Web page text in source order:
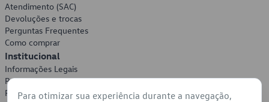
Atendimento (SAC)
Devoluções e trocas
Perguntas Frequentes
Como comprar
Institucional
Informações Legais
Política de Privacidade
Política de Cookies
Para otimizar sua experiência durante a navegação,